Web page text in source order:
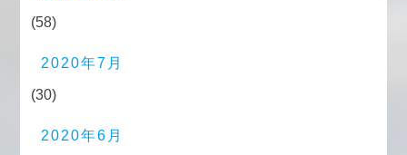
(58)
2020年7月
(30)
2020年6月